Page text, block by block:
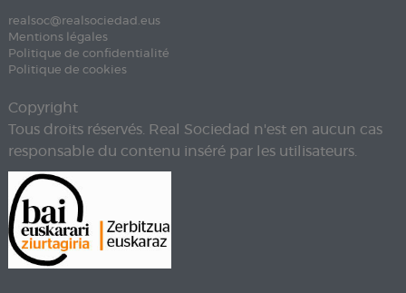
realsoc@realsociedad.eus
Mentions légales
Politique de confidentialité
Politique de cookies
Copyright
Tous droits réservés. Real Sociedad n'est en aucun cas
responsable du contenu inséré par les utilisateurs.